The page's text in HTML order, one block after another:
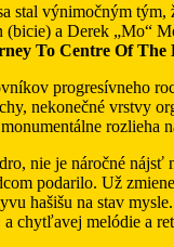
stal výnimočným tým,
(bicie) a Derek „Mo“
To Centre Of The
progresívneho
nekonečné vrstvy
rozlieha
nie je náročné
podarilo. Už
hašišu na stav
a chytľavej melódie a